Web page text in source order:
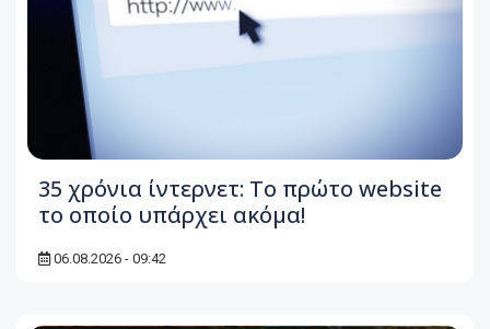
35 χρόνια ίντερνετ: Το πρώτο website
το οποίο υπάρχει ακόμα!
06.08.2026 - 09:42